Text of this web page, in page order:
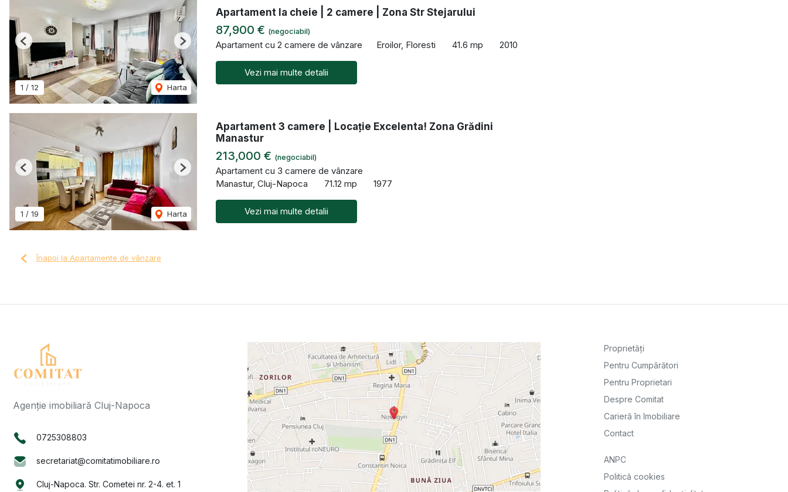
1 / 12 Harta
Previous Next
Apartament la cheie | 2 camere | Zona Str Stejarului
87,900 € (negociabil)
Apartament cu 2 camere de vânzare Eroilor, Floresti 41.6 mp 2010
Vezi mai multe detalii
1 / 19 Harta
Previous Next
Apartament 3 camere | Locație Excelenta! Zona Grădini
Manastur
213,000 € (negociabil)
Apartament cu 3 camere de vânzare
Manastur, Cluj-Napoca
71.12 mp 1977
Vezi mai multe detalii
Înapoi la Apartamente de vânzare
Agenție imobiliară Cluj-Napoca
0725308803
secretariat@comitatimobiliare.ro
Cluj-Napoca. Str. Cometei nr. 2-4. et. 1
Proprietăți
Pentru Cumpărători
Pentru Proprietari
Despre Comitat
Carieră în Imobiliare
Contact
ANPC
Politică cookies